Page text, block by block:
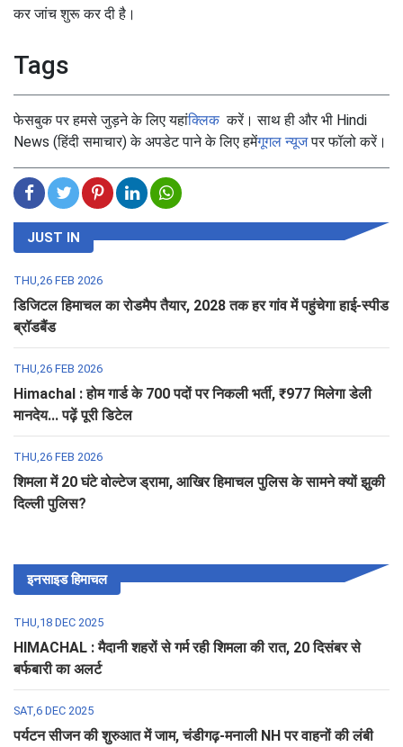
कर जांच शुरू कर दी है।
Tags
फेसबुक पर हमसे जुड़ने के लिए यहांक्लिककरें। साथ ही और भी Hindi
News (हिंदी समाचार) के अपडेट पाने के लिए हमेंगूगल न्यूजपर फॉलो करें।
JUST IN
THU,26 FEB 2026
डिजिटल हिमाचल का रोडमैप तैयार, 2028 तक हर गांव में पहुंचेगा हाई-स्पीड
ब्रॉडबैंड
THU,26 FEB 2026
Himachal : होम गार्ड के 700 पदों पर निकली भर्ती, ₹977 मिलेगा डेली
मानदेय... पढ़ें पूरी डिटेल
THU,26 FEB 2026
शिमला में 20 घंटे वोल्टेज ड्रामा, आखिर हिमाचल पुलिस के सामने क्यों झुकी
दिल्ली पुलिस?
इनसाइड हिमाचल
THU,18 DEC 2025
HIMACHAL : मैदानी शहरों से गर्म रही शिमला की रात, 20 दिसंबर से
बर्फबारी का अलर्ट
SAT,6 DEC 2025
पर्यटन सीजन की शुरुआत में जाम, चंडीगढ़-मनाली NH पर वाहनों की लंबी